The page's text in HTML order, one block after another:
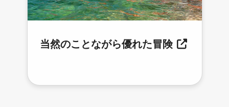
当然のことながら優れた冒険